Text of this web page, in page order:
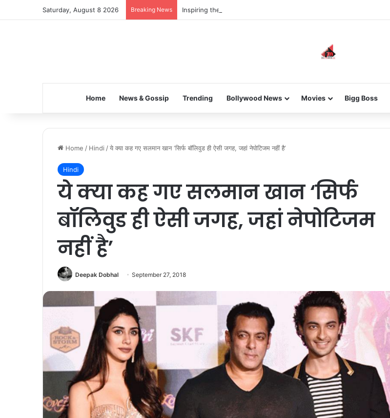
Saturday, August 8 2026 Breaking News Inspiring the new-gen with her journey in fashion, meet Jaya Thakur.
Home News & Gossip Trending Bollywood News Movies Bigg Boss
Home / Hindi /ये क्या कह गए सलमान खान ‘सिर्फ बॉलिवुड ही ऐसी जगह, जहां नेपोटिजम नहीं है’
Hindi
ये क्या कह गए सलमान खान ‘सिर्फ
बॉलिवुड ही ऐसी जगह, जहां नेपोटिजम
नहीं है’
Deepak Dobhal September 27, 2018